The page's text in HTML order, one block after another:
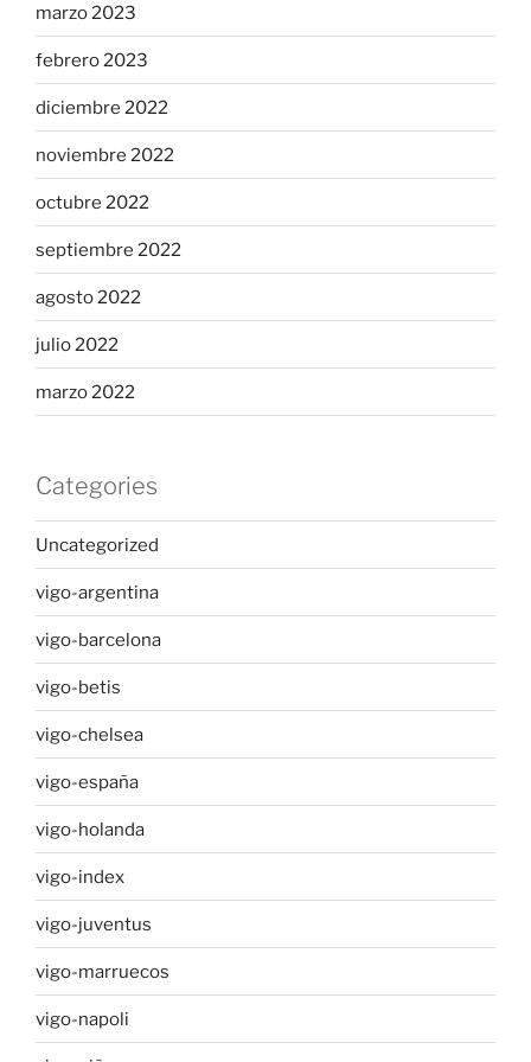
marzo 2023
febrero 2023
diciembre 2022
noviembre 2022
octubre 2022
septiembre 2022
agosto 2022
julio 2022
marzo 2022
Categories
Uncategorized
vigo-argentina
vigo-barcelona
vigo-betis
vigo-chelsea
vigo-españa
vigo-holanda
vigo-index
vigo-juventus
vigo-marruecos
vigo-napoli